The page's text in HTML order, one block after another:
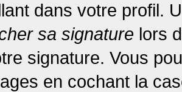
dans votre profil.
sa signature lors
signature. Vous
en cochant la